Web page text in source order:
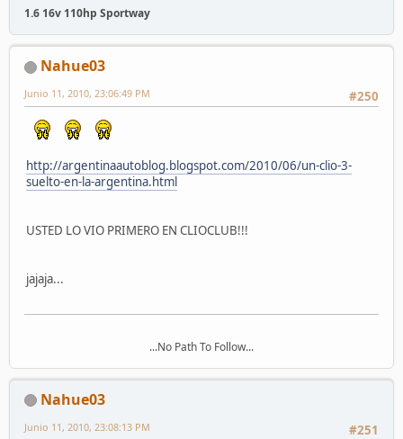
1.6 16v 110hp Sportway
Nahue03
#250
Junio 11, 2010, 23:06:49 PM
http://argentinaautoblog.blogspot.com/2010/06/un-clio-3-
suelto-en-la-argentina.html
USTED LO VIO PRIMERO EN CLIOCLUB!!!
jajaja...
...No Path To Follow...
Nahue03
#251
Junio 11, 2010, 23:08:13 PM